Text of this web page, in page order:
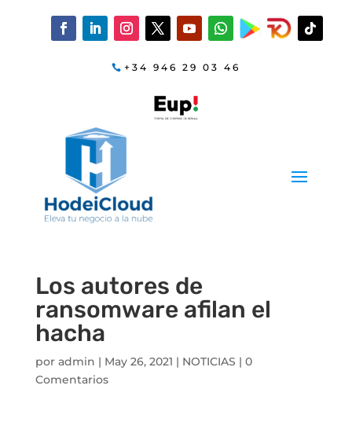
+34 946 29 03 46
Los autores de
ransomware afilan el
hacha
por admin | May 26, 2021 | NOTICIAS | 0
Comentarios